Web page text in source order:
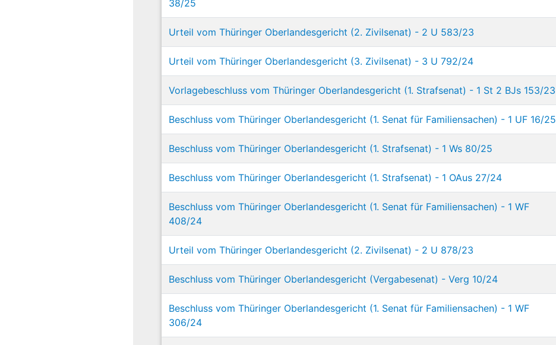
38/25
Urteil vom Thüringer Oberlandesgericht (2. Zivilsenat) - 2 U 583/23
Urteil vom Thüringer Oberlandesgericht (3. Zivilsenat) - 3 U 792/24
Vorlagebeschluss vom Thüringer Oberlandesgericht (1. Strafsenat) - 1 St 2 BJs 153/23
Beschluss vom Thüringer Oberlandesgericht (1. Senat für Familiensachen) - 1 UF 16/25
Beschluss vom Thüringer Oberlandesgericht (1. Strafsenat) - 1 Ws 80/25
Beschluss vom Thüringer Oberlandesgericht (1. Strafsenat) - 1 OAus 27/24
Beschluss vom Thüringer Oberlandesgericht (1. Senat für Familiensachen) - 1 WF
408/24
Urteil vom Thüringer Oberlandesgericht (2. Zivilsenat) - 2 U 878/23
Beschluss vom Thüringer Oberlandesgericht (Vergabesenat) - Verg 10/24
Beschluss vom Thüringer Oberlandesgericht (1. Senat für Familiensachen) - 1 WF
306/24